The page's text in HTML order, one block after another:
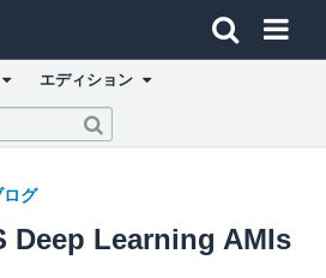
サービスのホームページに戻るには、こ
エディション
グ
Deep Learning AMIs